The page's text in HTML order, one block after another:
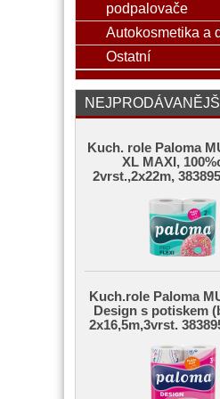
podpalovače
Autokosmetika a
Ostatní
Kuch. role Paloma
XL MAXI,
2vrst.,2x22m,
Kuch.role Paloma
Design s potiskem
2x16,5m,3vrst.